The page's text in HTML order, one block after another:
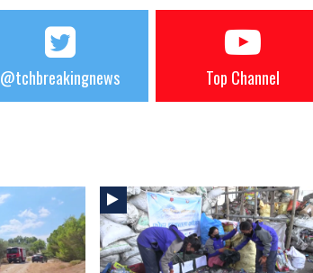
@tchbreakingnews Top Channel